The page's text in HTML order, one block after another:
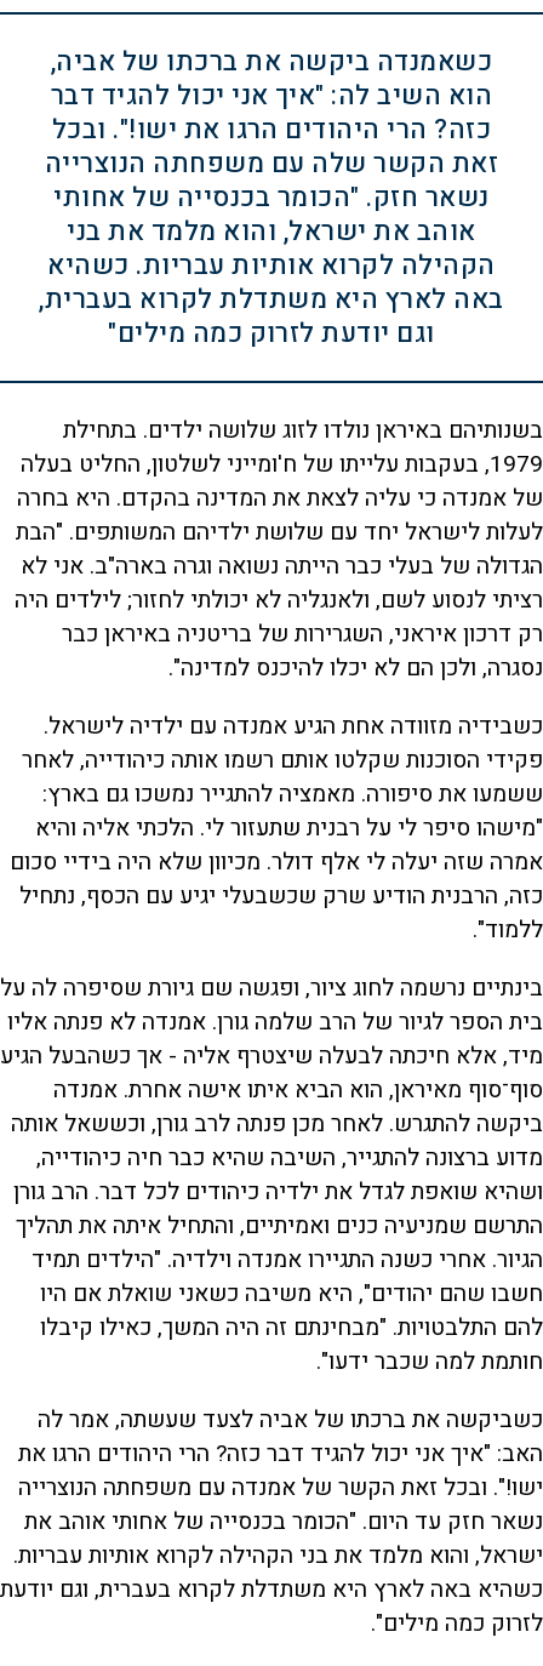
כשאמנדה ביקשה את ברכתו של אביה,
הוא השיב לה: "איך אני יכול להגיד דבר
כזה? הרי היהודים הרגו את ישו!". ובכל
זאת הקשר שלה עם משפחתה הנוצרייה
נשאר חזק. "הכומר בכנסייה של אחותי
אוהב את ישראל, והוא מלמד את בני
הקהילה לקרוא אותיות עבריות. כשהיא
באה לארץ היא משתדלת לקרוא בעברית,
וגם יודעת לזרוק כמה מילים"
בשנותיהם באיראן נולדו לזוג שלושה ילדים. בתחילת
1979, בעקבות עלייתו של ח'ומייני לשלטון, החליט בעלה
של אמנדה כי עליה לצאת את המדינה בהקדם. היא בחרה
לעלות לישראל יחד עם שלושת ילדיהם המשותפים. "הבת
הגדולה של בעלי כבר הייתה נשואה וגרה בארה"ב. אני לא
רציתי לנסוע לשם, ולאנגליה לא יכולתי לחזור; לילדים היה
רק דרכון איראני, השגרירות של בריטניה באיראן כבר
נסגרה, ולכן הם לא יכלו להיכנס למדינה".
כשבידיה מזוודה אחת הגיע אמנדה עם ילדיה לישראל.
פקידי הסוכנות שקלטו אותם רשמו אותה כיהודייה, לאחר
ששמעו את סיפורה. מאמציה להתגייר נמשכו גם בארץ:
"מישהו סיפר לי על רבנית שתעזור לי. הלכתי אליה והיא
אמרה שזה יעלה לי אלף דולר. מכיוון שלא היה בידיי סכום
כזה, הרבנית הודיע שרק שכשבעלי יגיע עם הכסף, נתחיל
ללמוד".
בינתיים נרשמה לחוג ציור, ופגשה שם גיורת שסיפרה לה על
בית הספר לגיור של הרב שלמה גורן. אמנדה לא פנתה אליו
מיד, אלא חיכתה לבעלה שיצטרף אליה - אך כשהבעל הגיע
סוף־סוף מאיראן, הוא הביא איתו אישה אחרת. אמנדה
ביקשה להתגרש. לאחר מכן פנתה לרב גורן, וכששאל אותה
מדוע ברצונה להתגייר, השיבה שהיא כבר חיה כיהודייה,
ושהיא שואפת לגדל את ילדיה כיהודים לכל דבר. הרב גורן
התרשם שמניעיה כנים ואמיתיים, והתחיל איתה את תהליך
הגיור. אחרי כשנה התגיירו אמנדה וילדיה. "הילדים תמיד
חשבו שהם יהודים", היא משיבה כשאני שואלת אם היו
להם התלבטויות. "מבחינתם זה היה המשך, כאילו קיבלו
חותמת למה שכבר ידעו".
כשביקשה את ברכתו של אביה לצעד שעשתה, אמר לה
האב: "איך אני יכול להגיד דבר כזה? הרי היהודים הרגו את
ישו!". ובכל זאת הקשר של אמנדה עם משפחתה הנוצרייה
נשאר חזק עד היום. "הכומר בכנסייה של אחותי אוהב את
ישראל, והוא מלמד את בני הקהילה לקרוא אותיות עבריות.
כשהיא באה לארץ היא משתדלת לקרוא בעברית, וגם יודעת
לזרוק כמה מילים".